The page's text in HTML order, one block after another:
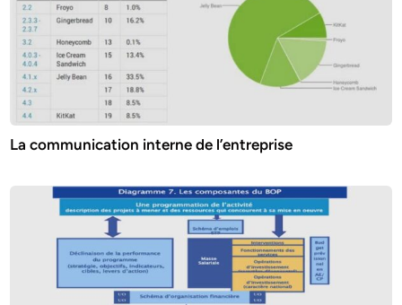
La communication interne de l’entreprise